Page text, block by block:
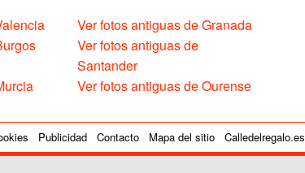
Ver fotos antiguas de Granada
Ver fotos antiguas de
Santander
Ver fotos antiguas de Ourense
Publicidad Contacto Mapa del sitio Calledelregalo.es